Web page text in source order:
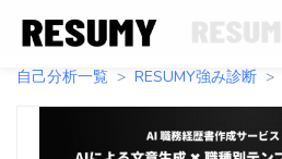
自己分析一覧 RESUMY強み診断